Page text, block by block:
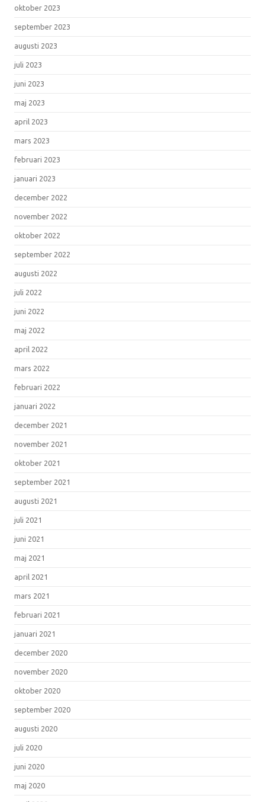
oktober 2023
september 2023
augusti 2023
juli 2023
juni 2023
maj 2023
april 2023
mars 2023
februari 2023
januari 2023
december 2022
november 2022
oktober 2022
september 2022
augusti 2022
juli 2022
juni 2022
maj 2022
april 2022
mars 2022
februari 2022
januari 2022
december 2021
november 2021
oktober 2021
september 2021
augusti 2021
juli 2021
juni 2021
maj 2021
april 2021
mars 2021
februari 2021
januari 2021
december 2020
november 2020
oktober 2020
september 2020
augusti 2020
juli 2020
juni 2020
maj 2020